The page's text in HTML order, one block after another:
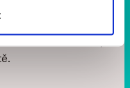
podrobný program a